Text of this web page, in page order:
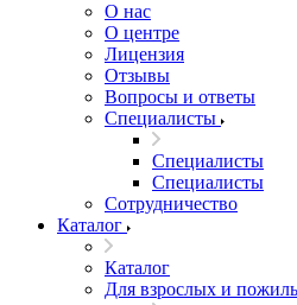
О нас
О центре
Лицензия
Отзывы
Вопросы и ответы
Специалисты
Специалисты
Специалисты
Сотрудничество
Каталог
Каталог
Для взрослых и